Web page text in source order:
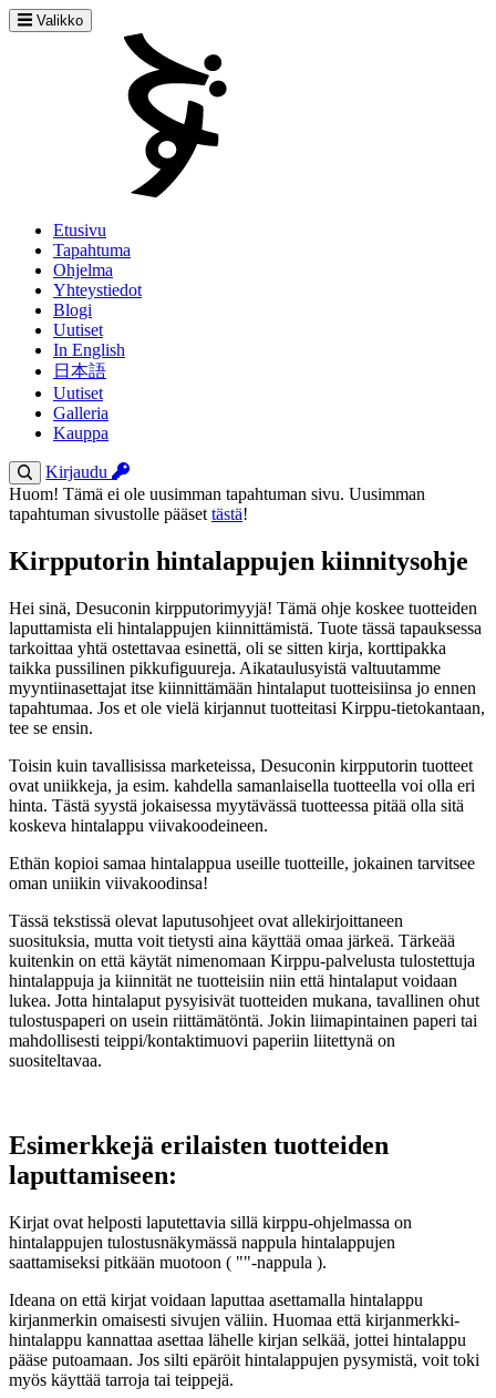
Valikko
Etusivu
Tapahtuma
Ohjelma
Yhteystiedot
Blogi
Uutiset
In English
日本語
Uutiset
Galleria
Kauppa
Kirjaudu
Huom! Tämä ei ole uusimman tapahtuman sivu. Uusimman
tapahtuman sivustolle pääset tästä!
Kirpputorin hintalappujen kiinnitysohje
Hei sinä, Desuconin kirpputorimyyjä! Tämä ohje koskee tuotteiden
laputtamista eli hintalappujen kiinnittämistä. Tuote tässä tapauksessa
tarkoittaa yhtä ostettavaa esinettä, oli se sitten kirja, korttipakka
taikka pussilinen pikkufiguureja. Aikataulusyistä valtuutamme
myyntiinasettajat itse kiinnittämään hintalaput tuotteisiinsa jo ennen
tapahtumaa. Jos et ole vielä kirjannut tuotteitasi Kirppu-tietokantaan,
tee se ensin.
Toisin kuin tavallisissa marketeissa, Desuconin kirpputorin tuotteet
ovat uniikkeja, ja esim. kahdella samanlaisella tuotteella voi olla eri
hinta. Tästä syystä jokaisessa myytävässä tuotteessa pitää olla sitä
koskeva hintalappu viivakoodeineen.
Ethän kopioi samaa hintalappua useille tuotteille, jokainen tarvitsee
oman uniikin viivakoodinsa!
Tässä tekstissä olevat laputusohjeet ovat allekirjoittaneen
suosituksia, mutta voit tietysti aina käyttää omaa järkeä. Tärkeää
kuitenkin on että käytät nimenomaan Kirppu-palvelusta tulostettuja
hintalappuja ja kiinnität ne tuotteisiin niin että hintalaput voidaan
lukea. Jotta hintalaput pysyisivät tuotteiden mukana, tavallinen ohut
tulostuspaperi on usein riittämätöntä. Jokin liimapintainen paperi tai
mahdollisesti teippi/kontaktimuovi paperiin liitettynä on
suositeltavaa.
Esimerkkejä erilaisten tuotteiden
laputtamiseen:
Kirjat ovat helposti laputettavia sillä kirppu-ohjelmassa on
hintalappujen tulostusnäkymässä nappula hintalappujen
saattamiseksi pitkään muotoon ( ""-nappula ).
Ideana on että kirjat voidaan laputtaa asettamalla hintalappu
kirjanmerkin omaisesti sivujen väliin. Huomaa että kirjanmerkki-
hintalappu kannattaa asettaa lähelle kirjan selkää, jottei hintalappu
pääse putoamaan. Jos silti epäröit hintalappujen pysymistä, voit toki
myös käyttää tarroja tai teippejä.